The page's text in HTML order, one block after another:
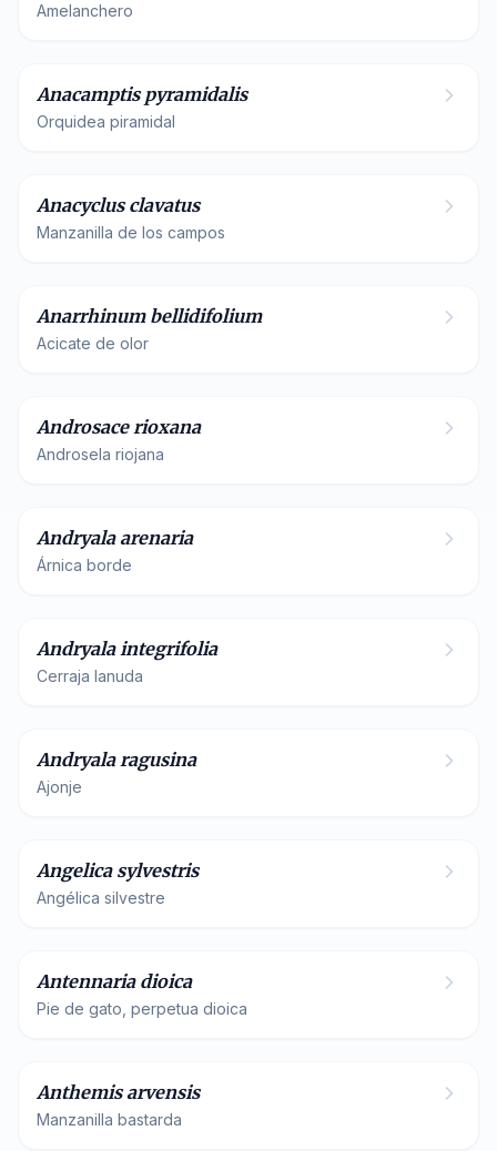
Amelanchero
Anacamptis pyramidalis
Orquidea piramidal
Anacyclus clavatus
Manzanilla de los campos
Anarrhinum bellidifolium
Acicate de olor
Androsace rioxana
Androsela riojana
Andryala arenaria
Árnica borde
Andryala integrifolia
Cerraja lanuda
Andryala ragusina
Ajonje
Angelica sylvestris
Angélica silvestre
Antennaria dioica
Pie de gato, perpetua dioica
Anthemis arvensis
Manzanilla bastarda